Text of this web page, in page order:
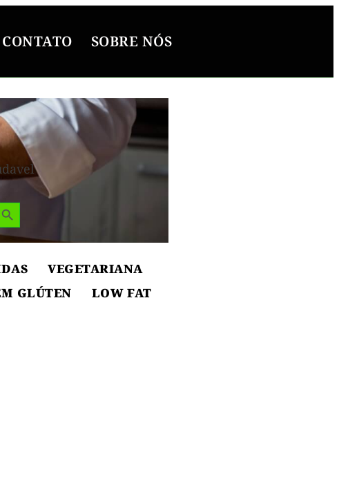
CONTATO SOBRE NÓS
Button
VEGETARIANA
GLÚTEN LOW FAT